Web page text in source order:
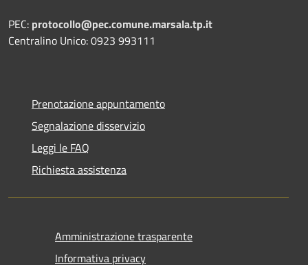
PEC: protocollo@pec.comune.marsala.tp.it
Centralino Unico: 0923 993111
Prenotazione appuntamento
Segnalazione disservizio
Leggi le FAQ
Richiesta assistenza
Amministrazione trasparente
Informativa privacy